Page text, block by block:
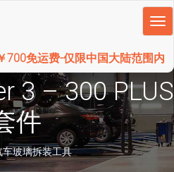
700免运费-仅限中国大陆范围内
3 – 300 PLUS
件
车玻璃拆装工具